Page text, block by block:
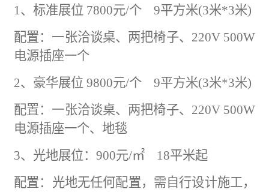
1、标准展位 7800元/个 9平方米(3米*3米)
配置：一张洽谈桌、两把椅子、 220V 500W
电源插座一个
2、豪华展位 9800元/个 9平方米(3米*3米)
配置：一张洽谈桌、两把椅子、 220V 500W
电源插座一个、地毯
3、光地展位：900元/㎡ 18平米起
配置：光地无任何配置，需自行设计施工，